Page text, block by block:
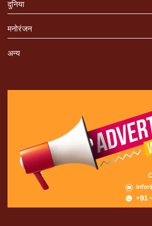
दुनिया
मनोरंजन
अन्य